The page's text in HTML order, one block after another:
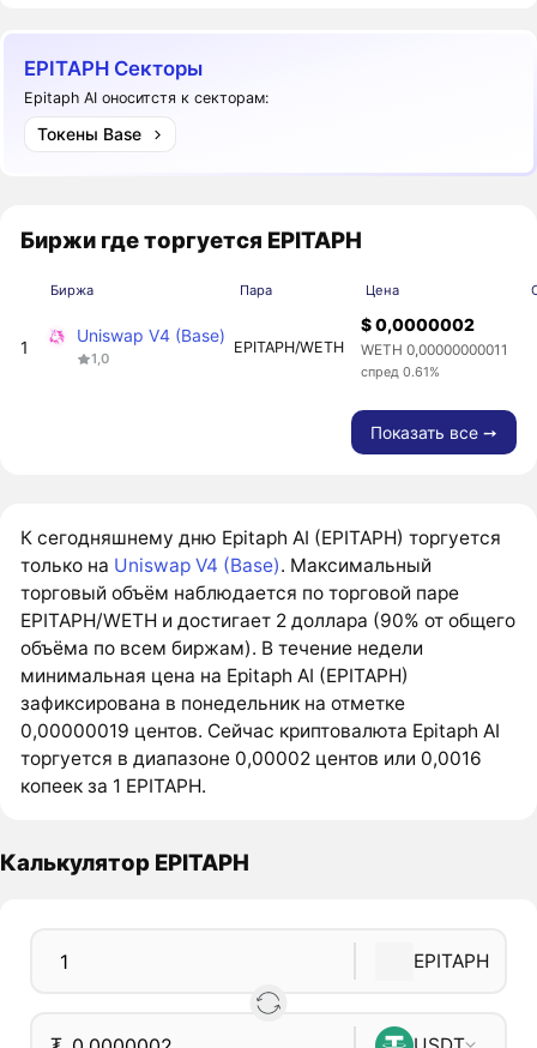
EPITAPH Секторы
Epitaph AI оноситстя к секторам:
Токены Base
Биржи где торгуется EPITAPH
Биржа Пара Цена
1
Uniswap V4 (Base)
1,0
EPITAPH/WETH
$ 0,0000002
WETH 0,00000000011
спред 0.61%
Показать все ➙
К сегодняшнему дню Epitaph AI (EPITAPH) торгуется
только на Uniswap V4 (Base). Максимальный
торговый объём наблюдается по торговой паре
EPITAPH/WETH и достигает 2 доллара (90% от общего
объёма по всем биржам). В течение недели
минимальная цена на Epitaph AI (EPITAPH)
зафиксирована в понедельник на отметке
0,00000019 центов. Сейчас криптовалюта Epitaph AI
торгуется в диапазоне 0,00002 центов или 0,0016
копеек за 1 EPITAPH.
Калькулятор EPITAPH
EPITAPH